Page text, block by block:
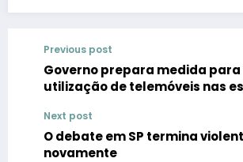
Previous post
Governo prepara medida
utilização de telemóveis nas
Next post
O debate em SP termina
novamente